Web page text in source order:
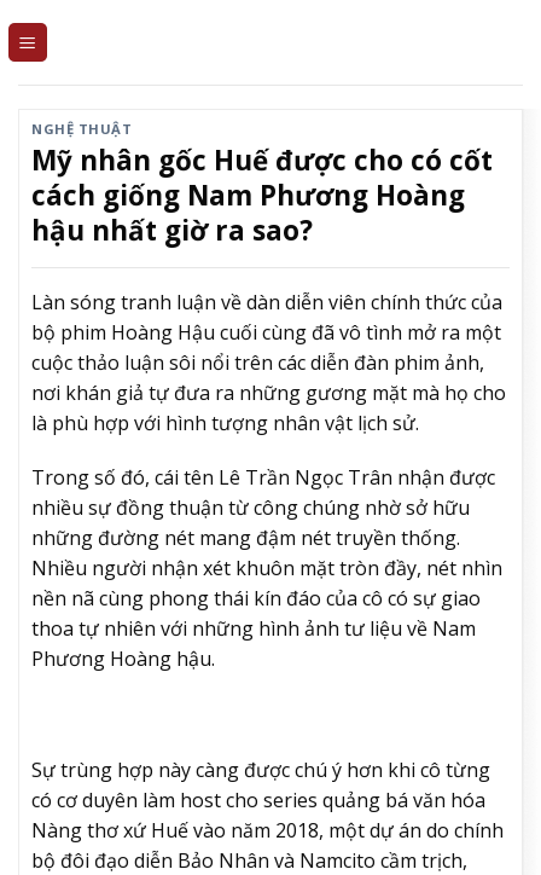
NGHỆ THUẬT
Mỹ nhân gốc Huế được cho có cốt
cách giống Nam Phương Hoàng
hậu nhất giờ ra sao?
Làn sóng tranh luận về dàn diễn viên chính thức của
bộ phim Hoàng Hậu cuối cùng đã vô tình mở ra một
cuộc thảo luận sôi nổi trên các diễn đàn phim ảnh,
nơi khán giả tự đưa ra những gương mặt mà họ cho
là phù hợp với hình tượng nhân vật lịch sử.
Trong số đó, cái tên Lê Trần Ngọc Trân nhận được
nhiều sự đồng thuận từ công chúng nhờ sở hữu
những đường nét mang đậm nét truyền thống.
Nhiều người nhận xét khuôn mặt tròn đầy, nét nhìn
nền nã cùng phong thái kín đáo của cô có sự giao
thoa tự nhiên với những hình ảnh tư liệu về Nam
Phương Hoàng hậu.
Sự trùng hợp này càng được chú ý hơn khi cô từng
có cơ duyên làm host cho series quảng bá văn hóa
Nàng thơ xứ Huế vào năm 2018, một dự án do chính
bộ đôi đạo diễn Bảo Nhân và Namcito cầm trịch,